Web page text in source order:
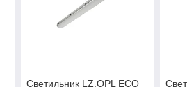
Светильник LZ.OPL ECO